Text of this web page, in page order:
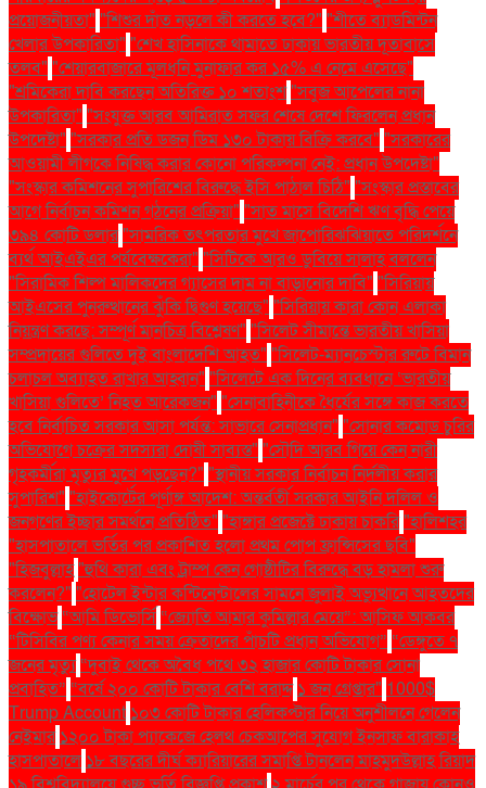
প্রয়োজনীয়তা" "শিশুর দাঁত নড়লে কী করতে হবে?" "শীতে ব্যাডমিন্টন
খেলার উপকারিতা" "শেখ হাসিনাকে থামাতে ঢাকায় ভারতীয় দূতাবাসে
তলব" "শেয়ারবাজারে মূলধনি মুনাফার কর ১৫% এ নেমে এসেছে"
"শ্রমিকেরা দাবি করছেন অতিরিক্ত ১০ শতাংশ"সবুজ আপেলের নানা
উপকারিতা" "সংযুক্ত আরব আমিরাত সফর শেষে দেশে ফিরলেন প্রধান
উপদেষ্টা" "সরকার প্রতি ডজন ডিম ১৩০ টাকায় বিক্রি করবে" "সরকারের
আওয়ামী লীগকে নিষিদ্ধ করার কোনো পরিকল্পনা নেই: প্রধান উপদেষ্টা"
"সংস্কার কমিশনের সুপারিশের বিরুদ্ধে ইসি পাঠাল চিঠি" "সংস্কার প্রস্তাবের
আগে নির্বাচন কমিশন গঠনের প্রক্রিয়া" "সাত মাসে বিদেশি ঋণ বৃদ্ধি পেয়ে
৩৯৪ কোটি ডলার"সামরিক তৎপরতার মুখে জাপোরিঝঝিয়াতে পরিদর্শনে
ব্যর্থ আইএইএর পর্যবেক্ষকেরা" "সিটিকে আরও ডুবিয়ে সালাহ বললেন
"সিরামিক শিল্প মালিকদের গ্যাসের দাম না বাড়ানোর দাবি" "সিরিয়ায়
আইএসের পুনরুত্থানের ঝুঁকি দ্বিগুণ হয়েছে" "সিরিয়ায় কারা কোন এলাকা
নিয়ন্ত্রণ করছে: সম্পূর্ণ মানচিত্র বিশ্লেষণ" "সিলেট সীমান্তে ভারতীয় খাসিয়া
সম্প্রদায়ের গুলিতে দুই বাংলাদেশি আহত" "সিলেট-ম্যানচেস্টার রুটে বিমান
চলাচল অব্যাহত রাখার আহ্বান" "সিলেটে এক দিনের ব্যবধানে ‘ভারতীয়
খাসিয়া গু‌লিতে’ নিহত আরেকজন" "সেনাবাহিনীকে ধৈর্যের সঙ্গে কাজ করতে
হবে নির্বাচিত সরকার আসা পর্যন্ত: সাভারে সেনাপ্রধান" "সোনার কমোড চুরির
অভিযোগে চক্রের সদস্যরা দোষী সাব্যস্ত" "সৌদি আরব গিয়ে কেন নারী
গৃহকর্মীরা মৃত্যুর মুখে পড়ছেন?" "স্থানীয় সরকার নির্বাচন নির্দলীয় করার
সুপারিশ" "হাইকোর্টের পূর্ণাঙ্গ আদেশ: অন্তর্বর্তী সরকার আইনি দলিল ও
জনগণের ইচ্ছার সমর্থনে প্রতিষ্ঠিত" "হাঙ্গার প্রজেক্টে ঢাকায় চাকরি"হালিশহর
"হাসপাতালে ভর্তির পর প্রকাশিত হলো প্রথম পোপ ফ্রান্সিসের ছবি"
"হিজবুল্লাহ"হুথি কারা এবং ট্রাম্প কেন গোষ্ঠীটির বিরুদ্ধে বড় হামলা শুরু
করলেন?" "হোটেল ইন্টার কন্টিনেন্টালের সামনে জুলাই অভ্যুত্থানে আহতদের
বিক্ষোভ “আমি ডিভোর্সি “জ্যোতি আমার কুমিল্লার মেয়ে”: আসিফ আকবর
“টিসিবির পণ্য কেনার সময় ক্রেতাদের পাঁচটি প্রধান অভিযোগ” “ডেঙ্গুতে ৭
জনের মৃত্যু “দুবাই থেকে অবৈধ পথে ৩২ হাজার কোটি টাকার সোনা
প্রবাহিত” “বর্ষে ২০০ কোটি টাকার বেশি বরাদ্দ ১ জন গ্রেপ্তার" 1000$
Trump Account ১০৩ কোটি টাকার হেলিকপ্টার নিয়ে অনুশীলনে গেলেন
নেইমার ১২০০ টাকা প্যাকেজে হেলথ চেকআপের সুযোগ ইনসাফ বারাকাহ
হাসপাতালে ১৮ বছরের দীর্ঘ ক্যারিয়ারের সমাপ্তি টানলেন মাহমুদউল্লাহ রিয়াদ